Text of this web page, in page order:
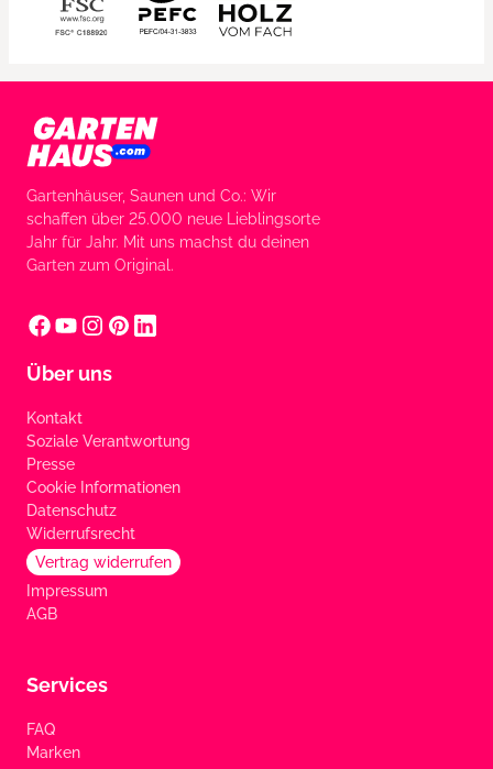
Gartenhäuser, Saunen und Co.: Wir
schaffen über 25.000 neue Lieblingsorte
Jahr für Jahr. Mit uns machst du deinen
Garten zum Original.
Über uns
Kontakt
Soziale Verantwortung
Presse
Cookie Informationen
Datenschutz
Widerrufsrecht
Vertrag widerrufen
Impressum
AGB
Services
FAQ
Marken